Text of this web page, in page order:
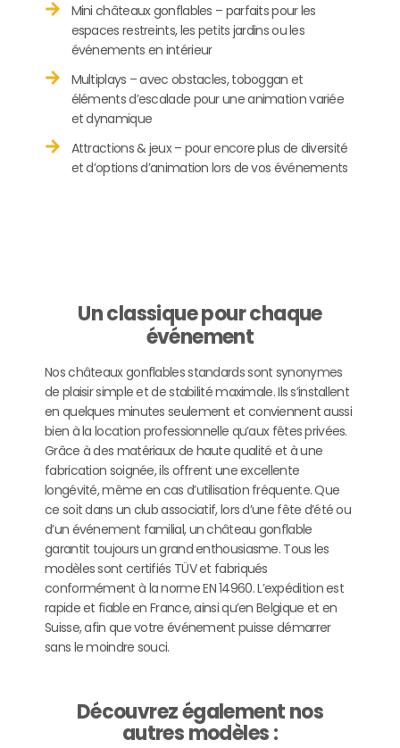
Mini châteaux gonflables – parfaits pour les
espaces restreints, les petits jardins ou les
événements en intérieur
Multiplays – avec obstacles, toboggan et
éléments d’escalade pour une animation variée
et dynamique
Attractions & jeux – pour encore plus de diversité
et d’options d’animation lors de vos événements
Un classique pour chaque
événement
Nos châteaux gonflables standards sont synonymes
de plaisir simple et de stabilité maximale. Ils s’installent
en quelques minutes seulement et conviennent aussi
bien à la location professionnelle qu’aux fêtes privées.
Grâce à des matériaux de haute qualité et à une
fabrication soignée, ils offrent une excellente
longévité, même en cas d’utilisation fréquente. Que
ce soit dans un club associatif, lors d’une fête d’été ou
d’un événement familial, un château gonflable
garantit toujours un grand enthousiasme. Tous les
modèles sont certifiés TÜV et fabriqués
conformément à la norme EN 14960. L’expédition est
rapide et fiable en France, ainsi qu’en Belgique et en
Suisse, afin que votre événement puisse démarrer
sans le moindre souci.
Découvrez également nos
autres modèles :